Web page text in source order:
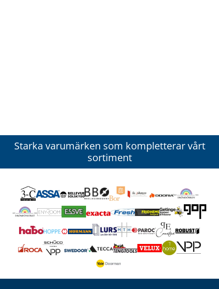
Starka varumärken som kompletterar vårt
sortiment